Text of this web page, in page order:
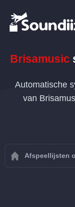
Brisamusic
Automatische
van
Afspeellijsten